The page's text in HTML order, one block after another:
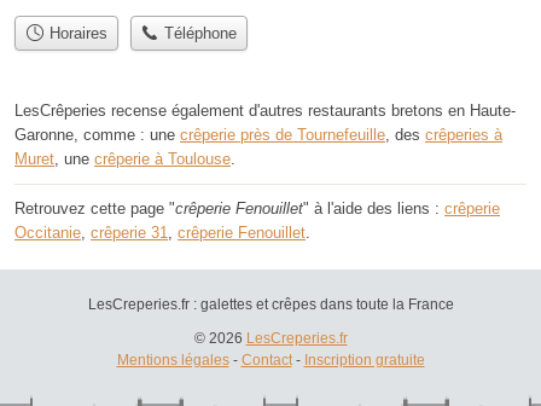
Horaires Téléphone
LesCrêperies recense également d'autres restaurants bretons en Haute-
Garonne, comme : une crêperie près de Tournefeuille , des crêperies à
Muret , une crêperie à Toulouse
Retrouvez cette page "crêperie Fenouillet" à l'aide des liens : crêperie
Occitanie crêperie 31 crêperie Fenouillet
LesCreperies.fr : galettes et crêpes dans toute la France
© 2026 LesCreperies.fr
Mentions légales- Contact- Inscription gratuite